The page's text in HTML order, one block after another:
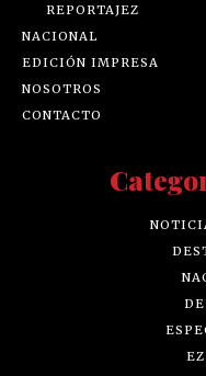
REPORTAJEZ
NACIONAL
EDICIÓN IMPRESA
NOSOTROS
CONTACTO